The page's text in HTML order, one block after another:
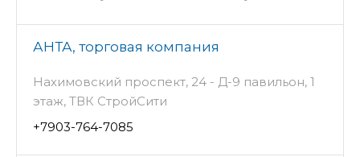
АНТА, торговая компания
Нахимовский проспект, 24 - Д-9 павильон, 1
этаж, ТВК СтройСити
+7903-764-7085